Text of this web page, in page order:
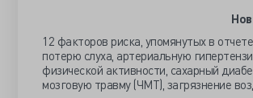
12 факторов риска, упомянутых в
потерю слуха, артериальную
физической активности, сахарный
мозговую травму (ЧМТ), загрязнение